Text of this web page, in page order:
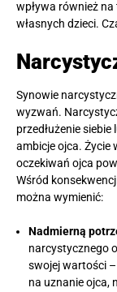
wpływa również
własnych dzieci.
Synowie
wyzwań.
przedłużenie siebie
ambicje ojca. Życie
oczekiwań ojca
Wśród
można wymienić:
Nadmierną
narcystycznego
swojej wartości –
na uznanie ojca,